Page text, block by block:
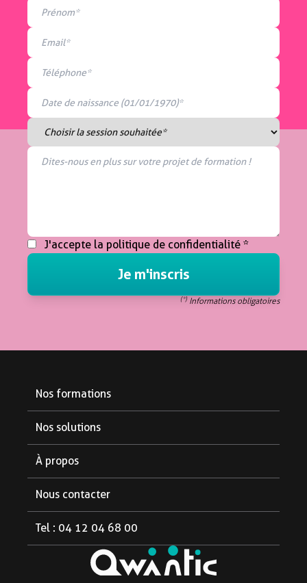
J'accepte la politique de confidentialité *
Je m'inscris
(*)Informations obligatoires
Nos formations
Formations courtes
Nos solutions
Pour les partenaires
À propos
Nous contacter
Tel : 04 12 04 68 00